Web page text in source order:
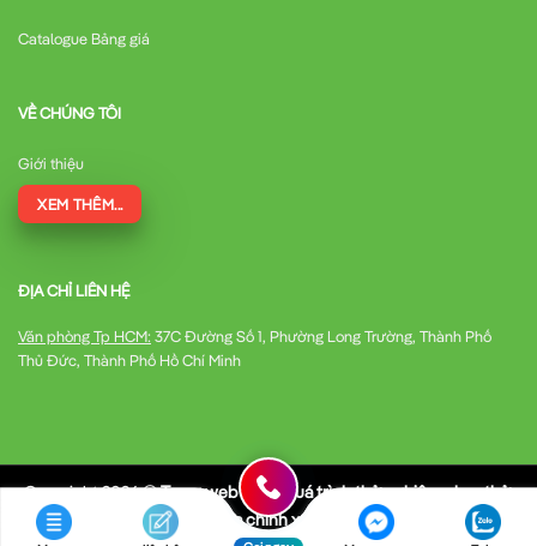
Catalogue Bảng giá
VỀ CHÚNG TÔI
Giới thiệu
XEM THÊM...
ĐỊA CHỈ LIÊN HỆ
Văn phòng Tp HCM: 37C Đường Số 1, Phường Long Trường, Thành Phố
Thủ Đức, Thành Phố Hồ Chí Minh
Copyright 2026 ©Trang web trong quá trình thử nghiệm chạy thử,
có thể thông số kỹ thuật chưa chính xác, mong được góp ý của quý